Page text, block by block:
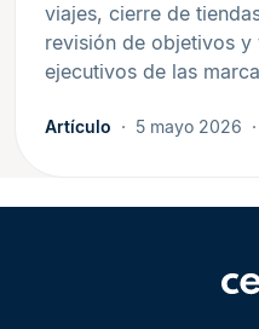
viajes, cierre de
revisión de objetivos y
ejecutivos de las
Artículo 5 mayo 2026